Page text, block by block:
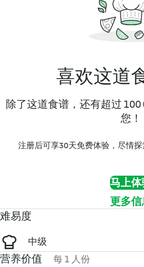
喜欢这道
除了这道食谱，还有超过
您！
注册后可享30天免费体验，尽情探
马上体
更多信
难易度
中级
营养价值 每 1 人份